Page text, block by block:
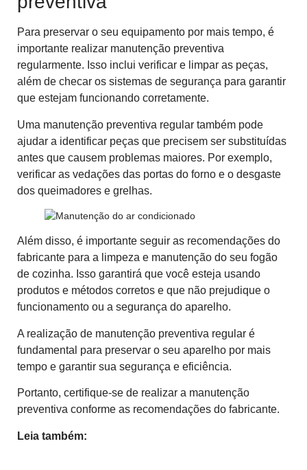
Para preservar o seu equipamento por mais tempo, é
importante realizar manutenção preventiva
regularmente. Isso inclui verificar e limpar as peças,
além de checar os sistemas de segurança para garantir
que estejam funcionando corretamente.
Uma manutenção preventiva regular também pode
ajudar a identificar peças que precisem ser substituídas
antes que causem problemas maiores. Por exemplo,
verificar as vedações das portas do forno e o desgaste
dos queimadores e grelhas.
Além disso, é importante seguir as recomendações do
fabricante para a limpeza e manutenção do seu fogão
de cozinha. Isso garantirá que você esteja usando
produtos e métodos corretos e que não prejudique o
funcionamento ou a segurança do aparelho.
A realização de manutenção preventiva regular é
fundamental para preservar o seu aparelho por mais
tempo e garantir sua segurança e eficiência.
Portanto, certifique-se de realizar a manutenção
preventiva conforme as recomendações do fabricante.
Leia também: